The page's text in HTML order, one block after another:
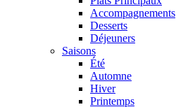
Accompagnements
Desserts
Déjeuners
Saisons
Été
Automne
Hiver
Printemps